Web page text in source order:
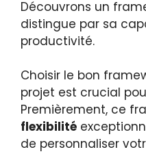
Découvrons un
distingue par sa
productivité.
Choisir le bon
projet est crucial
Premièrement, ce
flexibilité
de personnaliser